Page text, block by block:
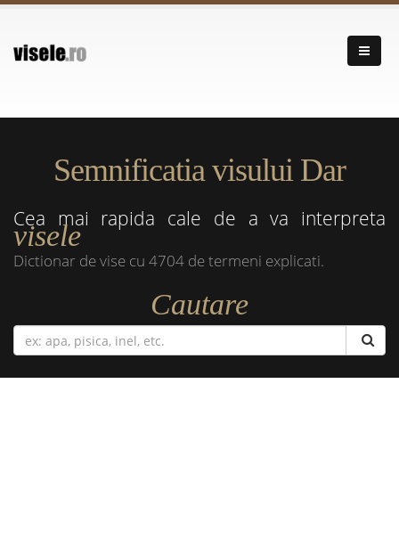
Semnificatia visului Dar
Cea mai rapida cale de a va interpreta
visele
Dictionar de vise cu 4704 de termeni explicati.
Cautare